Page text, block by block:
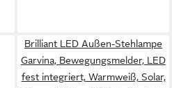
Brilliant LED Außen-Stehlampe
Garvina, Bewegungsmelder, LED
fest integriert, Warmweiß, Solar,